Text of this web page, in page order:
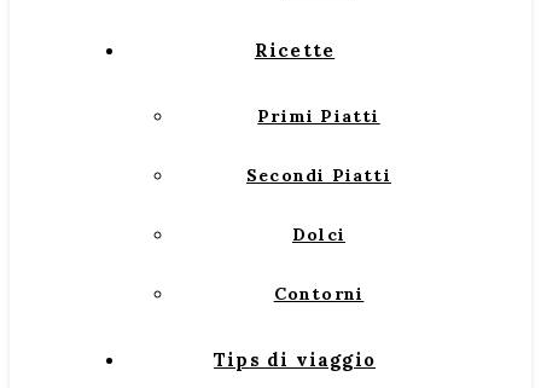
Ricette
Primi Piatti
Secondi Piatti
Dolci
Contorni
Tips di viaggio